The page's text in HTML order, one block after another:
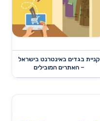
קניית בגדים באינטרנט בישראל
– האתרים המובילים